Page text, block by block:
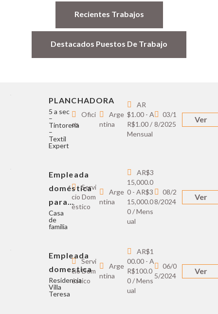
Recientes Trabajos
Destacados Puestos De Trabajo
PLANCHADORA
5 a sec
–
Tintoreria
–
Textil
Expert
Ofici
os
Arge
ntina
AR
$1.00 - A
R$1.00 /
Mensual
03/1
8/2025
Ver
Empleada
doméstica
para…
Casa
de
familia
Servi
cio Dom
éstico
Arge
ntina
AR$3
15,000.0
0 - AR$3
15,000.0
0 / Mens
ual
08/2
8/2024
Ver
Empleada
domestica
Residencia
Villa
Teresa
Servi
cio Dom
éstico
Arge
ntina
AR$1
00.00 - A
R$100.0
0 / Mens
ual
06/0
5/2024
Ver